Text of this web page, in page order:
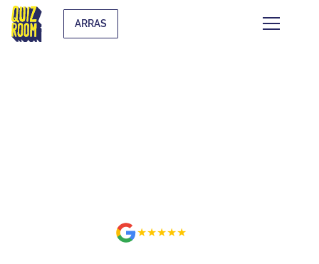
ARRAS
★★★★★